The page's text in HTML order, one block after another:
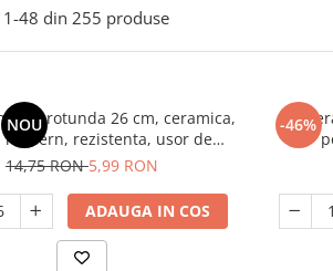
1-48 din 255 produse
NOUrotunda 26 cm, ceramica,
modern, rezistenta, usor de
curatat
14,75 RON5,99 RON
ADAUGA IN COS
-46%